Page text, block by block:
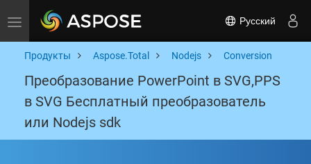
Toggle navigation Русский
Продукты Aspose.Total Nodejs Conversion
Преобразование PowerPoint в SVG,PPS
в SVG Бесплатный преобразователь
или Nodejs sdk